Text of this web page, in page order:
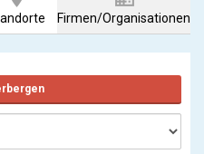
Firmen/Organisationen